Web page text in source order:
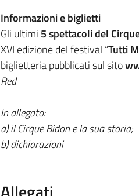
Informazioni e biglietti
Gli ultimi 5 spettacoli del
XVI edizione del festival “Tutti
biglietteria pubblicati sul sito
Red
In allegato:
a) il Cirque Bidon e la sua storia;
b) dichiarazioni